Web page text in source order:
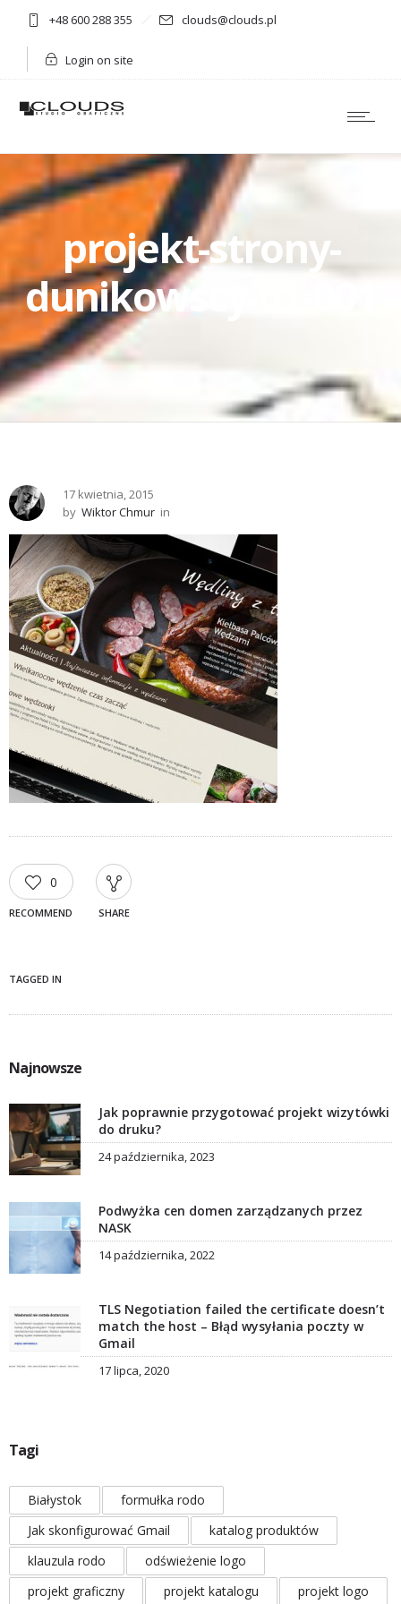
+48 600 288 355 clouds@clouds.pl
Login on site
projekt-strony-
dunikowscy-01-001
17 kwietnia, 2015
by Wiktor Chmur in
0
RECOMMEND SHARE
TAGGED IN
Najnowsze
Jak poprawnie przygotować projekt wizytówki
do druku?
24 października, 2023
Podwyżka cen domen zarządzanych przez
NASK
14 października, 2022
TLS Negotiation failed the certificate doesn’t
match the host – Błąd wysyłania poczty w
Gmail
17 lipca, 2020
Tagi
Białystok
formułka rodo
Jak skonfigurować Gmail
katalog produktów
klauzula rodo
odświeżenie logo
projekt graficzny
projekt katalogu projekt logo